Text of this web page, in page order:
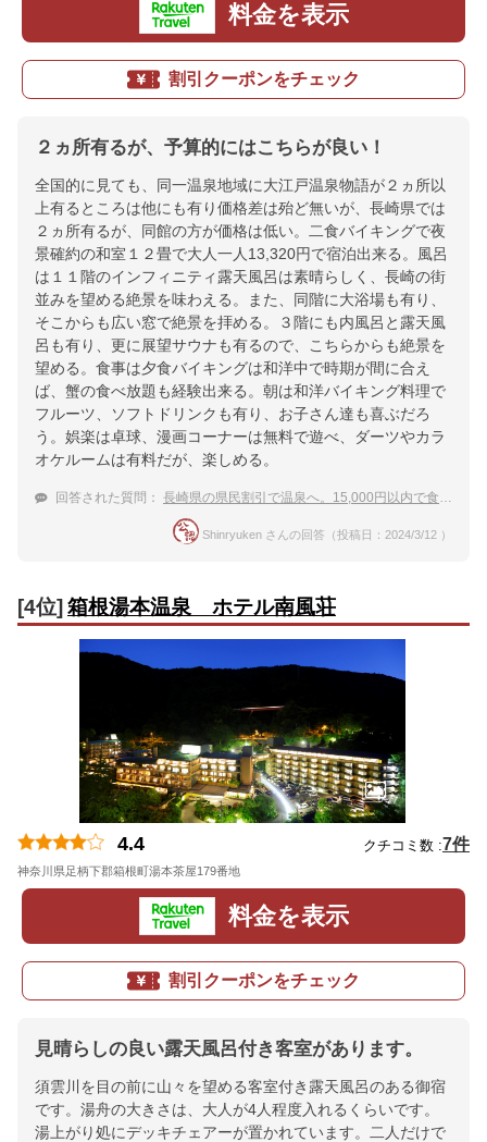
料金を表示
割引クーポンをチェック
２ヵ所有るが、予算的にはこちらが良い！
全国的に見ても、同一温泉地域に大江戸温泉物語が２ヵ所以
上有るところは他にも有り価格差は殆ど無いが、長崎県では
２ヵ所有るが、同館の方が価格は低い。二食バイキングで夜
景確約の和室１２畳で大人一人13,320円で宿泊出来る。風呂
は１１階のインフィニティ露天風呂は素晴らしく、長崎の街
並みを望める絶景を味わえる。また、同階に大浴場も有り、
そこからも広い窓で絶景を拝める。３階にも内風呂と露天風
呂も有り、更に展望サウナも有るので、こちらからも絶景を
望める。食事は夕食バイキングは和洋中で時期が間に合え
ば、蟹の食べ放題も経験出来る。朝は和洋バイキング料理で
フルーツ、ソフトドリンクも有り、お子さん達も喜ぶだろ
う。娯楽は卓球、漫画コーナーは無料で遊べ、ダーツやカラ
オケルームは有料だが、楽しめる。
回答された質問： 長崎県の県民割引で温泉へ。15,000円以内で食事付きで泊まれる温泉宿は？
Shinryuken さんの回答（投稿日：2024/3/12 ）
[4位] 箱根湯本温泉 ホテル南風荘
4.4 クチコミ数 :7件
神奈川県足柄下郡箱根町湯本茶屋179番地
料金を表示
割引クーポンをチェック
見晴らしの良い露天風呂付き客室があります。
須雲川を目の前に山々を望める客室付き露天風呂のある御宿
です。湯舟の大きさは、大人が4人程度入れるくらいです。
湯上がり処にデッキチェアーが置かれています。二人だけで